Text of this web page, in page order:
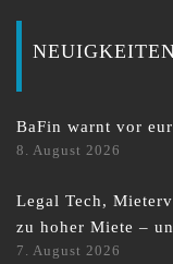
BaFin warnt vor
8. August 2026
Legal Tech,
zu hoher Miete –
7. August 2026